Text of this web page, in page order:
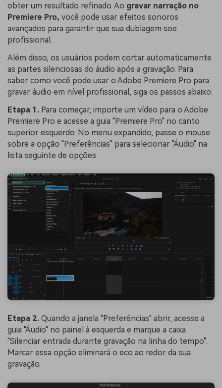
obter um resultado refinado. Ao gravar narração no
Premiere Pro, você pode usar efeitos sonoros
avançados para garantir que sua dublagem soe
profissional.
Além disso, os usuários podem cortar automaticamente
as partes silenciosas do áudio após a gravação. Para
saber como você pode usar o Adobe Premiere Pro para
gravar áudio em nível profissional, siga os passos abaixo:
Etapa 1. Para começar, importe um vídeo para o Adobe
Premiere Pro e acesse a guia "Premiere Pro" no canto
superior esquerdo. No menu expandido, passe o mouse
sobre a opção "Preferências" para selecionar "Áudio" na
lista seguinte de opções.
Etapa 2. Quando a janela "Preferências" abrir, acesse a
guia "Áudio" no painel à esquerda e marque a caixa
"Silenciar entrada durante gravação na linha do tempo".
Marcar essa opção eliminará o eco ao redor da sua
gravação.